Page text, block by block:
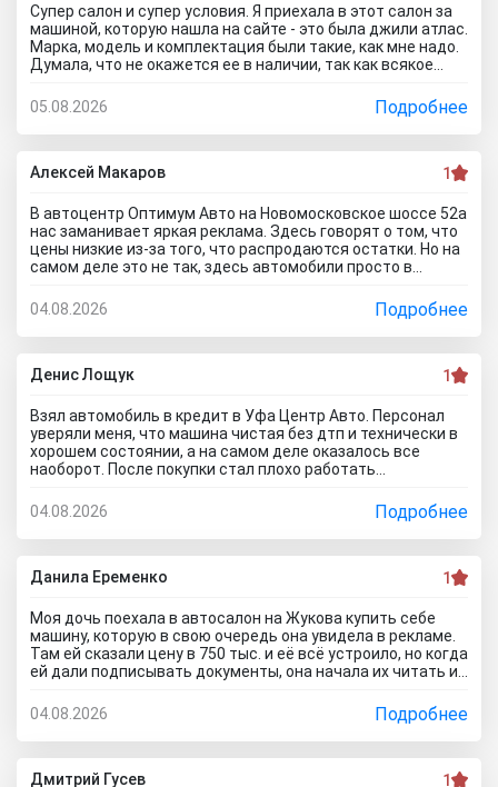
Супер салон и супер условия. Я приехала в этот салон за
машиной, которую нашла на сайте - это была джили атлас.
Марка, модель и комплектация были такие, как мне надо.
Думала, что не окажется ее в наличии, так как всякое
отделах работают на ура. Все мне быстро оформили. И,
кстати, я приехала в утренние часы и мне сделали ещё
скидку дополнительную) Очень приятный бонус от
автоцентра Тула)
05.08.2026 Подробнее
Алексей Макаров 1
В автоцентр Оптимум Авто на Новомосковское шоссе 52а
нас заманивает яркая реклама. Здесь говорят о том, что
цены низкие из-за того, что распродаются остатки. Но на
самом деле это не так, здесь автомобили просто в
спасут его. Только на ремонт будет уходить очень много
денег, проше сразу нормальное авто найти и купить, чем
с их драндулетами мучиться. Врут и про цены, они не
ниже рыночных нифига, просто это шайка перекупов...я
дом про автосалон Оптимум Авто отзывы почитал,
04.08.2026 Подробнее
Денис Лощук 1
Взял автомобиль в кредит в Уфа Центр Авто. Персонал
уверяли меня, что машина чистая без дтп и технически в
хорошем состоянии, а на самом деле оказалось все
наоборот. После покупки стал плохо работать
аккумулятор. Пришлось менять на новый. Через две
недели начала глохнуть, с трудом ее завел. Повез
обратно в автосалон. Пытался сделать обмен но мне
отказали, а ремонт предложили за мой счёт.... Вот как на
самом деле работают эти аферисты с улицы маршала
Авто.. глядишь и не поехал бы к ним.
04.08.2026 Подробнее
Данила Еременко 1
Моя дочь поехала в автосалон на Жукова купить себе
машину, которую в свою очередь она увидела в рекламе.
Там ей сказали цену в 750 тыс. и её всё устроило, но когда
ей дали подписывать документы, она начала их читать и
дороже!!! Её пытался обмануть и повезло что она это
заметила... сама ничего предпринимать не стала, сказала
что такое бывает... а я вот теперь везде расскажу кто и
как работает!!!
04.08.2026 Подробнее
Дмитрий Гусев 1